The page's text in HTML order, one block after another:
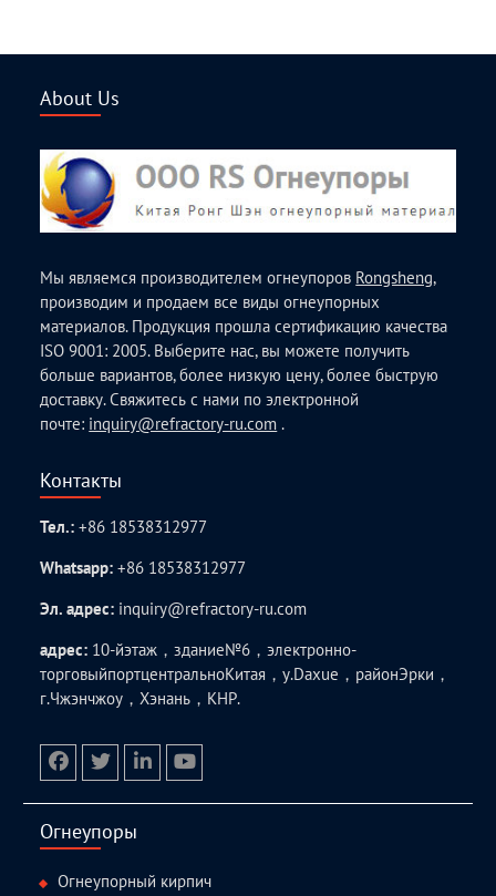
About Us
Мы являемся производителем огнеупоров Rongsheng,
производим и продаем все виды огнеупорных
материалов. Продукция прошла сертификацию качества
ISO 9001: 2005. Выберите нас, вы можете получить
больше вариантов, более низкую цену, более быструю
доставку. Свяжитесь с нами по электронной
почте: inquiry@refractory-ru.com .
Контакты
Тел.:+86 18538312977
Whatsapp:+86 18538312977
Эл. адрес: inquiry@refractory-ru.com
адрес: 10-йэтаж，здание№6，электронно-
торговыйпортцентральноКитая，у.Daxue，районЭрки，
г.Чжэнчжоу，Хэнань，КНР.
Огнеупоры
Огнеупорный кирпич